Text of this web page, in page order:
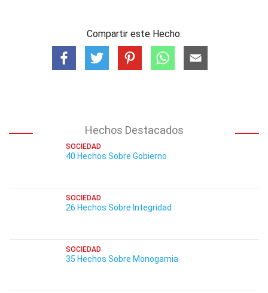
Compartir este Hecho:
Hechos Destacados
SOCIEDAD
40 Hechos Sobre Gobierno
SOCIEDAD
26 Hechos Sobre Integridad
SOCIEDAD
35 Hechos Sobre Monogamia